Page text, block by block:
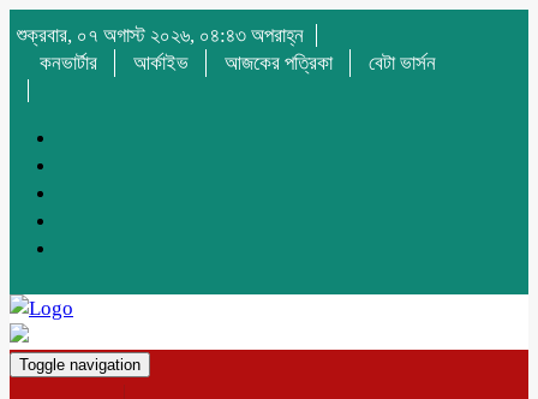
শুক্রবার, ০৭ অগাস্ট ২০২৬, ০৪:৪৩ অপরাহ্ন
কনভার্টার
আর্কাইভ আজকের পত্রিকা বেটা ভার্সন
Toggle navigation